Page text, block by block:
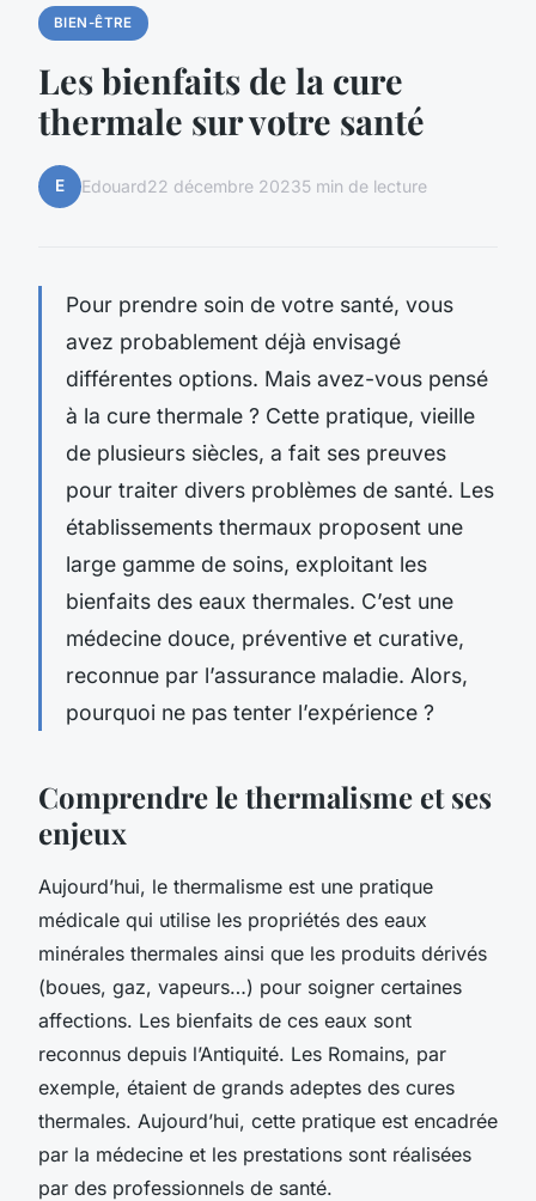
BIEN-ÊTRE
Les bienfaits de la cure
thermale sur votre santé
E Edouard22 décembre 20235 min de lecture
Pour prendre soin de votre santé, vous
avez probablement déjà envisagé
différentes options. Mais avez-vous pensé
à la cure thermale ? Cette pratique, vieille
de plusieurs siècles, a fait ses preuves
pour traiter divers problèmes de santé. Les
établissements thermaux proposent une
large gamme de soins, exploitant les
bienfaits des eaux thermales. C’est une
médecine douce, préventive et curative,
reconnue par l’assurance maladie. Alors,
pourquoi ne pas tenter l’expérience ?
Comprendre le thermalisme et ses
enjeux
Aujourd’hui, le thermalisme est une pratique
médicale qui utilise les propriétés des eaux
minérales thermales ainsi que les produits dérivés
(boues, gaz, vapeurs…) pour soigner certaines
affections. Les bienfaits de ces eaux sont
reconnus depuis l’Antiquité. Les Romains, par
exemple, étaient de grands adeptes des cures
thermales. Aujourd’hui, cette pratique est encadrée
par la médecine et les prestations sont réalisées
par des professionnels de santé.